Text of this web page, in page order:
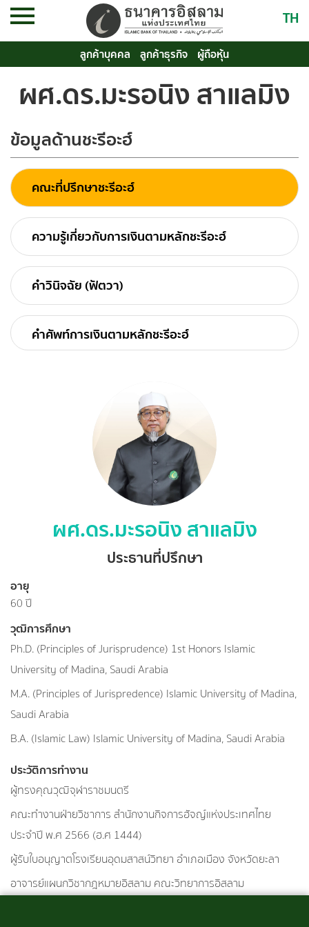
TH
ลูกค้าบุคคล ลูกค้าธุรกิจ ผู้ถือหุ้น
ผศ.ดร.มะรอนิง สาแลมิง
ข้อมูลด้านชะรีอะฮ์
คณะที่ปรึกษาชะรีอะฮ์
ความรู้เกี่ยวกับการเงินตามหลักชะรีอะฮ์
คำวินิจฉัย (ฟัตวา)
คำศัพท์การเงินตามหลักชะรีอะฮ์
ผศ.ดร.มะรอนิง สาแลมิง
ประธานที่ปรึกษา
อายุ
60 ปี
วุฒิการศึกษา
Ph.D. (Principles of Jurisprudence) 1st Honors Islamic
University of Madina, Saudi Arabia
M.A. (Principles of Jurispredence) Islamic University of Madina,
Saudi Arabia
B.A. (Islamic Law) Islamic University of Madina, Saudi Arabia
ประวัติการทำงาน
ผู้ทรงคุณวุฒิจุฬาราชมนตรี
คณะทำงานฝ่ายวิชาการ สำนักงานกิจการฮัจญ์แห่งประเทศไทย
ประจำปี พ.ศ 2566 (ฮ.ศ 1444)
ผู้รับใบอนุญาตโรงเรียนอุดมสาสน์วิทยา อำเภอเมือง จังหวัดยะลา
อาจารย์แผนกวิชากฎหมายอิสลาม คณะวิทยาการอิสลาม